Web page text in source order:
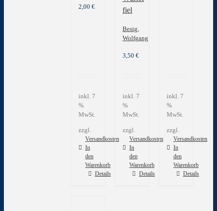
2,00 €
inkl. 7
%
MwSt.
zzgl.
Versandkosten
In
den
Warenkorb
Details
fiel
Besig,
Wolfgang
3,50 €
inkl. 7
%
MwSt.
zzgl.
Versandkosten
In
den
Warenkorb
Details
inkl. 7
%
MwSt.
zzgl.
Versandkosten
In
den
Warenkorb
Details